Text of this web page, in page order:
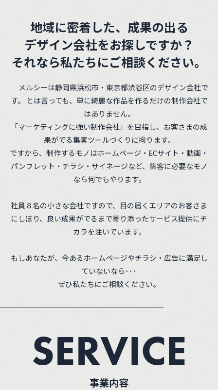
地域に密着した、成果の出る
デザイン会社をお探しですか？
それなら私たちにご相談ください。
メルシーは静岡県浜松市・東京都渋谷区のデザイン会社で
す。
とは言っても、単に綺麗な作品を作るだけの制作会社で
はありません。
「マーケティングに強い制作会社」を目指し、お客さまの成
果がでる集客ツールづくりに拘ります。
ですから、制作するモノはホームページ・ECサイト・動画・
パンフレット・チラシ・サイネージなど、集客に必要なモノ
なら何でもやります。
社員８名の小さな会社ですので、目の届くエリアのお客さま
にしぼり、良い成果がでるまで寄り添ったサービス提供にチ
カラを注いでいます。
もしあなたが、今あるホームページやチラシ・広告に満足し
ていないなら･･･
ぜひ私たちにご相談ください。
SERVICE
事業内容